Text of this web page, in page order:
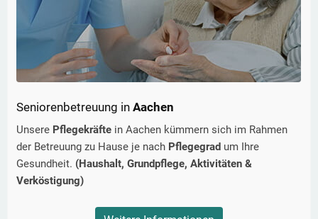
Seniorenbetreuung in Aachen
Unsere Pflegekräfte in Aachen kümmern sich im Rahmen
der Betreuung zu Hause je nach Pflegegrad um Ihre
Gesundheit. (Haushalt, Grundpflege, Aktivitäten &
Verköstigung)